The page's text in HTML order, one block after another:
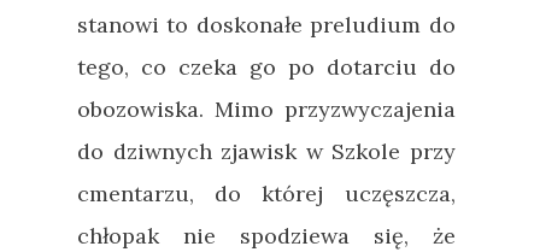
stanowi to doskonałe preludium do
tego, co czeka go po dotarciu do
obozowiska. Mimo przyzwyczajenia
do dziwnych zjawisk w Szkole przy
cmentarzu, do której uczęszcza,
chłopak nie spodziewa się, że